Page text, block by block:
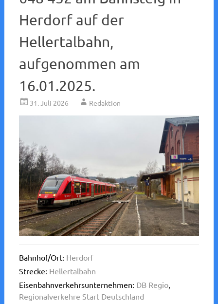
Herdorf auf der
Hellertalbahn,
aufgenommen am
16.01.2025.
31. Juli 2026 Redaktion
Bahnhof/Ort: Herdorf
Strecke: Hellertalbahn
Eisenbahnverkehrsunternehmen: DB Regio,
Regionalverkehre Start Deutschland